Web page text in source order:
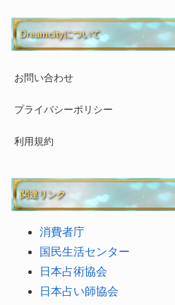
Dreamcityについて
お問い合わせ
プライバシーポリシー
利用規約
関連リンク
消費者庁
国民生活センター
日本占術協会
日本占い師協会